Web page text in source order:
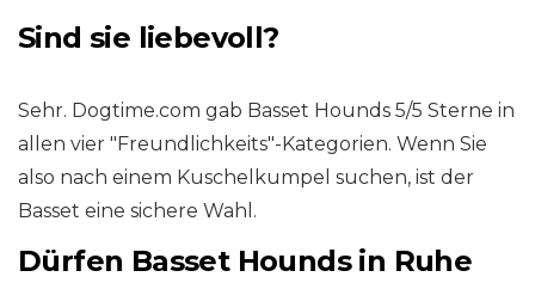
Sind sie liebevoll?
Sehr. Dogtime.com gab Basset Hounds 5/5 Sterne in
allen vier "Freundlichkeits"-Kategorien. Wenn Sie
also nach einem Kuschelkumpel suchen, ist der
Basset eine sichere Wahl.
Dürfen Basset Hounds in Ruhe